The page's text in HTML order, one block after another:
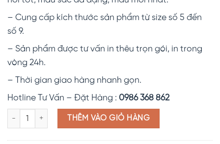
– Cung cấp kích thước sản phẩm từ size số 5 đến
số 9.
– Sản phẩm được tư vấn in thêu trọn gói, in trong
vòng 24h.
– Thời gian giao hàng nhanh gọn.
Hotline Tư Vấn – Đặt Hàng : 0986 368 862
Áo công nhân giá rẻ sẵn ANS04 số lượng
THÊM VÀO GIỎ HÀNG